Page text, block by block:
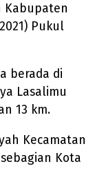
Kabupaten
Pukul
berada di
Lasalimu
13 km.
Kecamatan
Kota